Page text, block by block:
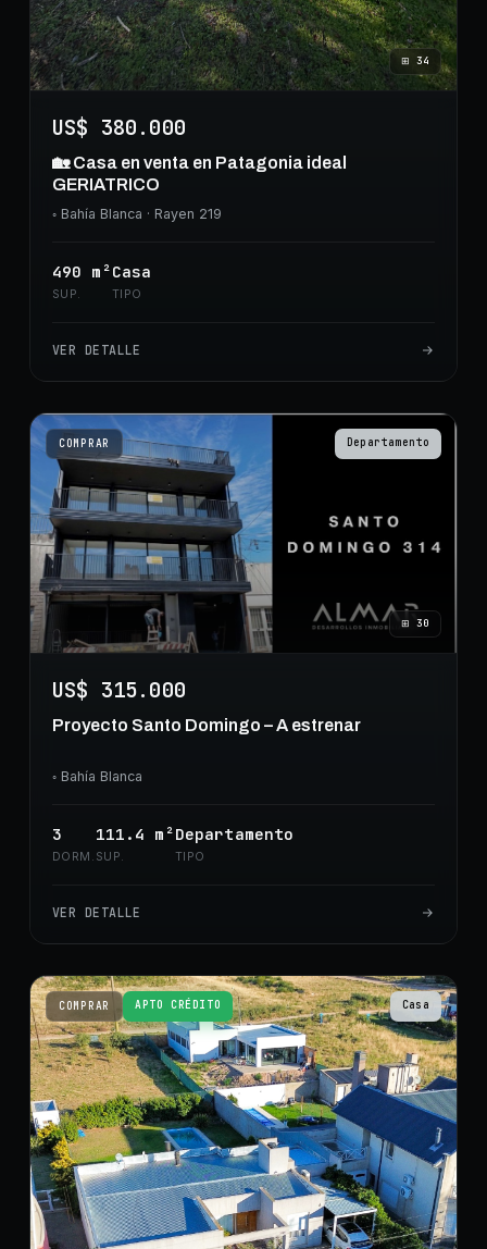
⊞34
US$ 380.000
🏡 Casa en venta en Patagonia ideal
GERIATRICO
◦ Bahía Blanca · Rayen 219
490 m²
SUP.
Casa
TIPO
VER DETALLE
COMPRAR Departamento
⊞30
US$ 315.000
Proyecto Santo Domingo – A estrenar
◦ Bahía Blanca
3
DORM.
111.4 m²
SUP.
Departamento
TIPO
VER DETALLE
COMPRAR APTO CRÉDITO Casa